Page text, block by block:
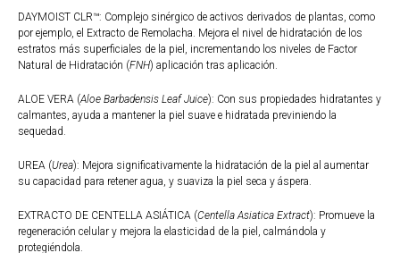
DAYMOIST CLR™: Complejo sinérgico de activos derivados de plantas, como
por ejemplo, el Extracto de Remolacha. Mejora el nivel de hidratación de los
estratos más superficiales de la piel, incrementando los niveles de Factor
Natural de Hidratación (FNH) aplicación tras aplicación.
ALOE VERA (Aloe Barbadensis Leaf Juice): Con sus propiedades hidratantes y
calmantes, ayuda a mantener la piel suave e hidratada previniendo la
sequedad.
UREA (Urea): Mejora significativamente la hidratación de la piel al aumentar
su capacidad para retener agua, y suaviza la piel seca y áspera.
EXTRACTO DE CENTELLA ASIÁTICA (Centella Asiatica Extract): Promueve la
regeneración celular y mejora la elasticidad de la piel, calmándola y
protegiéndola.